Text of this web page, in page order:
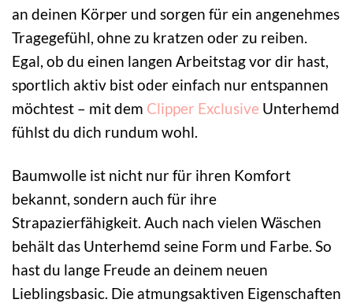
an deinen Körper und sorgen für ein angenehmes
Tragegefühl, ohne zu kratzen oder zu reiben.
Egal, ob du einen langen Arbeitstag vor dir hast,
sportlich aktiv bist oder einfach nur entspannen
möchtest – mit dem Clipper Exclusive Unterhemd
fühlst du dich rundum wohl.
Baumwolle ist nicht nur für ihren Komfort
bekannt, sondern auch für ihre
Strapazierfähigkeit. Auch nach vielen Wäschen
behält das Unterhemd seine Form und Farbe. So
hast du lange Freude an deinem neuen
Lieblingsbasic. Die atmungsaktiven Eigenschaften